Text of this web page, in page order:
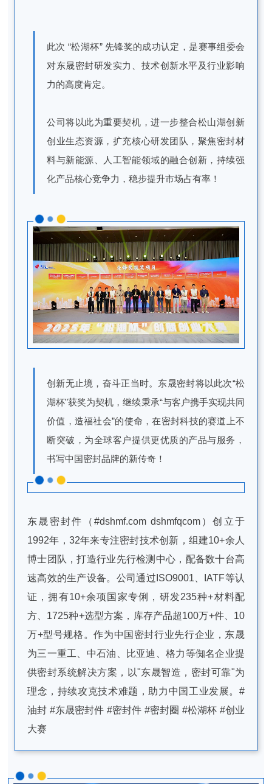
此次 “松湖杯” 先锋奖的成功认定，是赛事组委会
对东晟密封研发实力、技术创新水平及行业影响
力的高度肯定。
公司将以此为重要契机，进一步整合松山湖创新
创业生态资源，扩充核心研发团队，聚焦密封材
料与新能源、人工智能领域的融合创新，持续强
化产品核心竞争力，稳步提升市场占有率！
创新无止境，奋斗正当时。东晟密封将以此次“松
湖杯”获奖为契机，继续秉承“与客户携手实现共同
价值，造福社会”的使命，在密封科技的赛道上不
断突破，为全球客户提供更优质的产品与服务，
书写中国密封品牌的新传奇！
东晟密封件（#dshmf.com dshmfqcom）创立于
1992年，32年来专注密封技术创新，组建10+余人
博士团队，打造行业先行检测中心，配备数十台高
速高效的生产设备。公司通过ISO9001、IATF等认
证，拥有10+余项国家专俐，研发235种+材料配
方、1725种+选型方案，库存产品超100万+件、10
万+型号规格。作为中国密封行业先行企业，东晟
为三一重工、中石油、比亚迪、格力等倁名企业提
供密封系统解决方案，以"东晟智造，密封可靠"为
理念，持续攻克技术难题，助力中国工业发展。#
油封 #东晟密封件 #密封件 #密封圈 #松湖杯 #创业
大赛